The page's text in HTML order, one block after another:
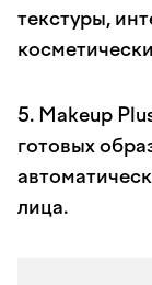
текстуры,
5. Makeup
готовых
лица.